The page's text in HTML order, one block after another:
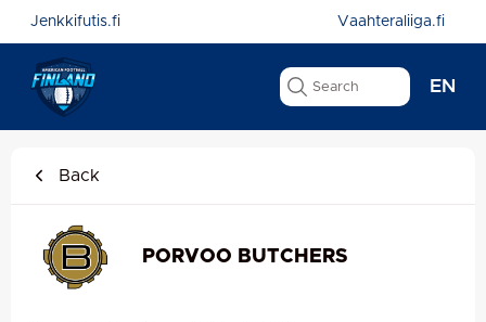
Jenkkifutis.fi Vaahteraliiga.fi
EN
Back
PORVOO BUTCHERS